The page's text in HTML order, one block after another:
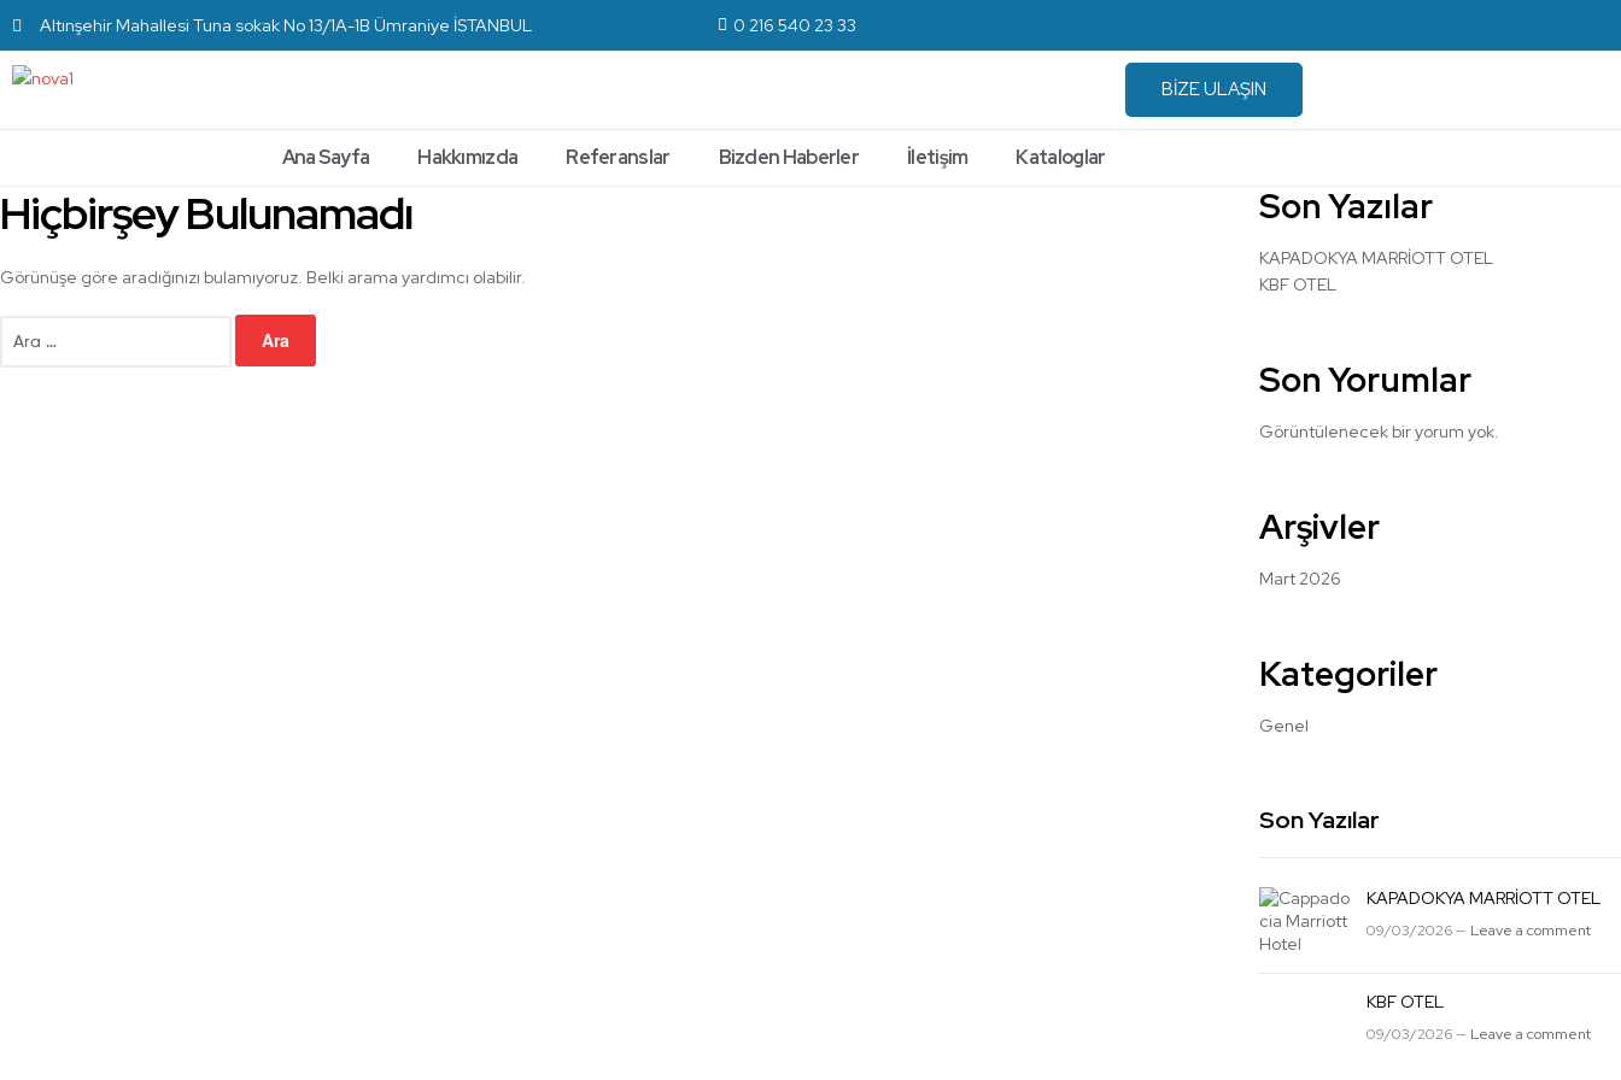
Altınşehir Mahallesi Tuna sokak No 13/1A-1B Ümraniye İSTANBUL 0 216 540 23 33
BİZE ULAŞIN
Ana Sayfa Hakkımızda Referanslar Bizden Haberler İletişim Kataloglar
Hiçbirşey Bulunamadı
Görünüşe göre aradığınızı bulamıyoruz. Belki arama yardımcı olabilir.
Son Yazılar
KAPADOKYA MARRİOTT OTEL
KBF OTEL
Son Yorumlar
Görüntülenecek bir yorum yok.
Arşivler
Mart 2026
Kategoriler
Genel
Son Yazılar
KAPADOKYA MARRİOTT OTEL
09/03/2026 — Leave a comment
KBF OTEL
09/03/2026 — Leave a comment